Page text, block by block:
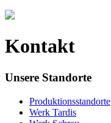
Kontakt
Unsere Standorte
Produktionsstandorte
Werk Tardis